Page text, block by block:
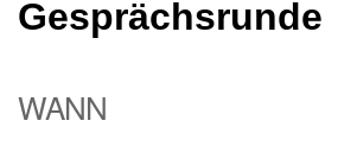
Gesprächsrunde
WANN